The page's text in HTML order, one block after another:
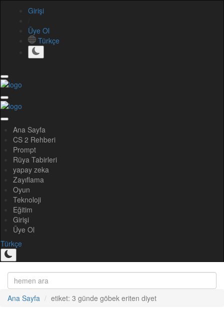
Girişi
Üye Ol
Türkçe
Ana Sayfa
CS 2 Rehberi
Prompt
Rüya Tabirleri
yapay zeka
Zayıflama
Oyun
Teknoloji
Eğitim
Girişi
Üye Ol
Türkçe
Ana Sayfa etiket: 3 günde göbek eriten diyet